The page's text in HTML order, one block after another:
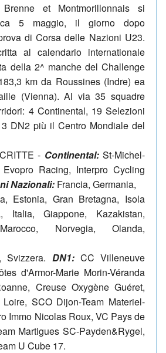
et Montmorillonnais si
5 maggio, il giorno dopo
di Corsa delle Nazioni U23.
al calendario internationale
della 2^ manche del Challenge
km da Roussines (Indre) ea
(Vienna). Al via 35 squadre
4 Continental, 19 Selezioni
DN2 più il Centro Mondiale del
- Continental:St-Michel-
Racing, Interpro Cycling
Nazionali: Francia, Germania,
Estonia, Gran Bretagna, Isola
Italia, Giappone, Kazakistan,
Norvegia, Olanda,
Svizzera. DN1: CC Villeneuve
d'Armor-Marie Morin-Véranda
Creuse Oxygène Guéret,
SCO Dijon-Team Materiel-
Immo Nicolas Roux, VC Pays de
Martigues SC-Payden&Rygel,
U Cube 17.